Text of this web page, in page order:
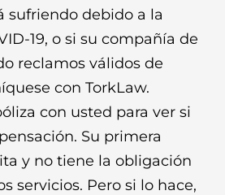
sufriendo debido a la
19, o si su compañía de
reclamos válidos de
con TorkLaw.
con usted para ver si
Su primera
y no tiene la obligación
servicios. Pero si lo hace,